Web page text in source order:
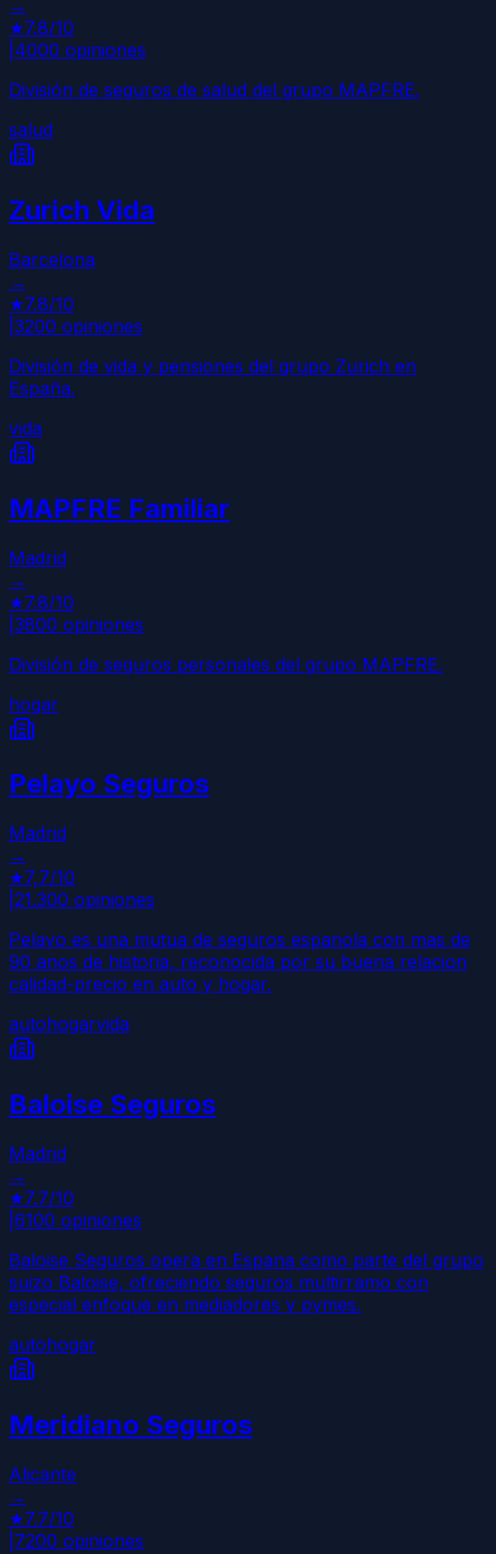
→
★7.8/10
4000 opiniones
División de seguros de salud del grupo MAPFRE.
salud
Zurich Vida
Barcelona
→
★7.8/10
3200 opiniones
División de vida y pensiones del grupo Zurich en
España.
vida
MAPFRE Familiar
Madrid
→
★7.8/10
3800 opiniones
División de seguros personales del grupo MAPFRE.
hogar
Pelayo Seguros
Madrid
→
★7,7/10
21.300 opiniones
Pelayo es una mutua de seguros espanola con mas de
90 anos de historia, reconocida por su buena relacion
calidad-precio en auto y hogar.
autohogarvida
Baloise Seguros
Madrid
→
★7.7/10
6100 opiniones
Baloise Seguros opera en Espana como parte del grupo
suizo Baloise, ofreciendo seguros multirramo con
especial enfoque en mediadores y pymes.
autohogar
Meridiano Seguros
Alicante
→
★7.7/10
7200 opiniones